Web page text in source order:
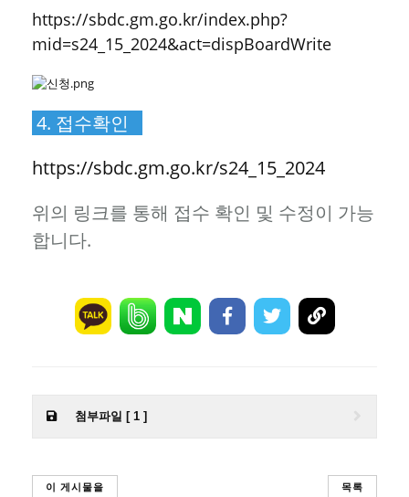
https://sbdc.gm.go.kr/index.php?
mid=s24_15_2024&act=dispBoardWrite
4. 접수확인
https://sbdc.gm.go.kr/s24_15_2024
위의 링크를 통해 접수 확인 및 수정이 가능
합니다.
첨부파일 [ 1 ]
이 게시물을 목록